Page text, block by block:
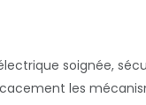
soignée,
les